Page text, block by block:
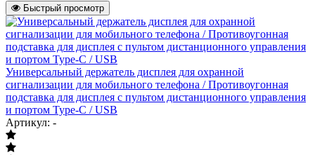
Быстрый просмотр
Универсальный держатель дисплея для охранной
сигнализации для мобильного телефона / Противоугонная
подставка для дисплея с пультом дистанционного управления
и портом Type-C / USB
Артикул: -